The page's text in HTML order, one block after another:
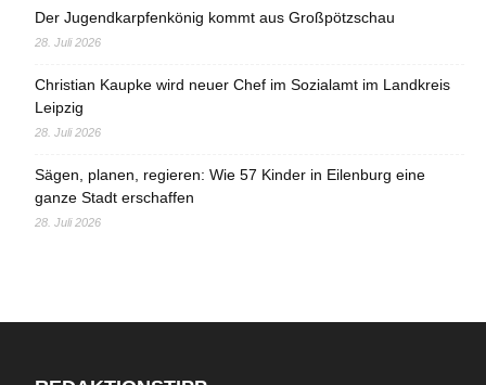
Der Jugendkarpfenkönig kommt aus Großpötzschau
28. Juli 2026
Christian Kaupke wird neuer Chef im Sozialamt im Landkreis
Leipzig
28. Juli 2026
Sägen, planen, regieren: Wie 57 Kinder in Eilenburg eine
ganze Stadt erschaffen
28. Juli 2026